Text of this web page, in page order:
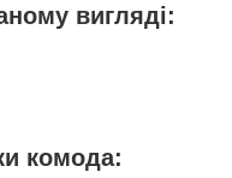
вигляді:
комода: